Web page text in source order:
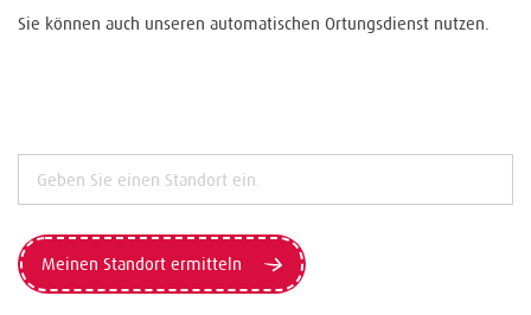
Sie können auch unseren automatischen Ortungsdienst nutzen.
Meinen Standort ermitteln